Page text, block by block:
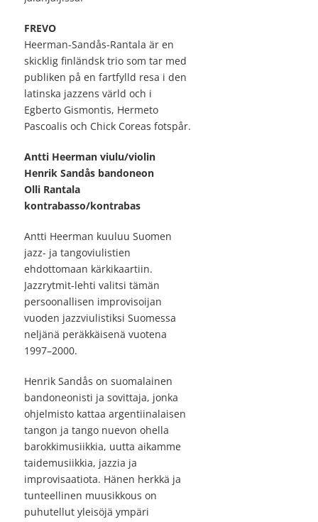
FREVO
Heerman-Sandås-Rantala är en
skicklig finländsk trio som tar med
publiken på en fartfylld resa i den
latinska jazzens värld och i
Egberto Gismontis, Hermeto
Pascoalis och Chick Coreas fotspår.
Antti Heerman viulu/violin
Henrik Sandås bandoneon
Olli Rantala
kontrabasso/kontrabas
Antti Heerman kuuluu Suomen
jazz- ja tangoviulistien
ehdottomaan kärkikaartiin.
Jazzrytmit-lehti valitsi tämän
persoonallisen improvisoijan
vuoden jazzviulistiksi Suomessa
neljänä peräkkäisenä vuotena
1997–2000.
Henrik Sandås on suomalainen
bandoneonisti ja sovittaja, jonka
ohjelmisto kattaa argentiinalaisen
tangon ja tango nuevon ohella
barokkimusiikkia, uutta aikamme
taidemusiikkia, jazzia ja
improvisaatiota. Hänen herkkä ja
tunteellinen muusikkous on
puhutellut yleisöjä ympäri